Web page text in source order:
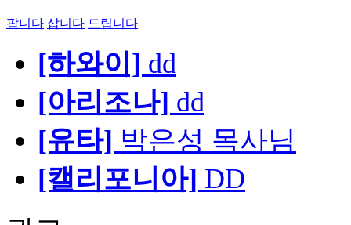
팝니다 삽니다 드립니다
[하와이] dd
[아리조나] dd
[유타] 박은성 목사님
[캘리포니아] DD